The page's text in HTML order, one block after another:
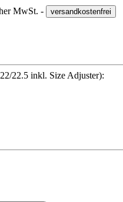
MwSt. - versandkostenfrei
22.5 inkl. Size Adjuster):